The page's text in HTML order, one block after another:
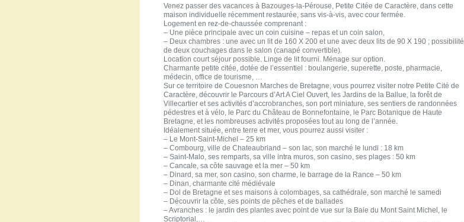
Venez passer des vacances à Bazouges-la-Pérouse, Petite Citée de Caractère, dans cette
maison individuelle récemment restaurée, sans vis-à-vis, avec cour fermée.
Logement en rez-de-chaussée comprenant :
– Une pièce principale avec un coin cuisine – repas et un coin salon,
– Deux chambres : une avec un lit de 160 X 200 et une avec deux lits de 90 X 190 ; possibilité
de deux couchages dans le salon (canapé convertible).
Location court séjour possible. Linge de lit fourni. Ménage sur option.
Charmante petite citée, dotée de l’essentiel : boulangerie, superette, poste, pharmacie,
médecin, office de tourisme, …
Sur ce territoire de Couesnon Marches de Bretagne, vous pourrez visiter notre Petite Cité de
Caractère, découvrir le Parcours d’Art A Ciel Ouvert, les Jardins de la Ballue, la forêt de
Villecartier et ses activités d’accrobranches, son port miniature, ses sentiers de randonnées
pédestres et à vélo, le Parc du Château de Bonnefontaine, le Parc Botanique de Haute
Bretagne, et les nombreuses activités proposées tout au long de l’année.
Idéalement située, entre terre et mer, vous pourrez aussi visiter :
– Le Mont-Saint-Michel – 25 km
– Combourg, ville de Chateaubriand – son lac, son marché le lundi : 18 km
– Saint-Malo, ses remparts, sa ville intra muros, son casino, ses plages : 50 km
– Cancale, sa côte sauvage et la mer – 50 km
– Dinard, sa mer, son casino, son charme, le barrage de la Rance – 50 km
– Dinan, charmante cité médiévale
– Dol de Bretagne et ses maisons à colombages, sa cathédrale, son marché le samedi
– Découvrir la côte, ses points de pêches et de ballades
– Avranches : le jardin des plantes avec point de vue sur la Baie du Mont Saint Michel, le
Scriptorial,…